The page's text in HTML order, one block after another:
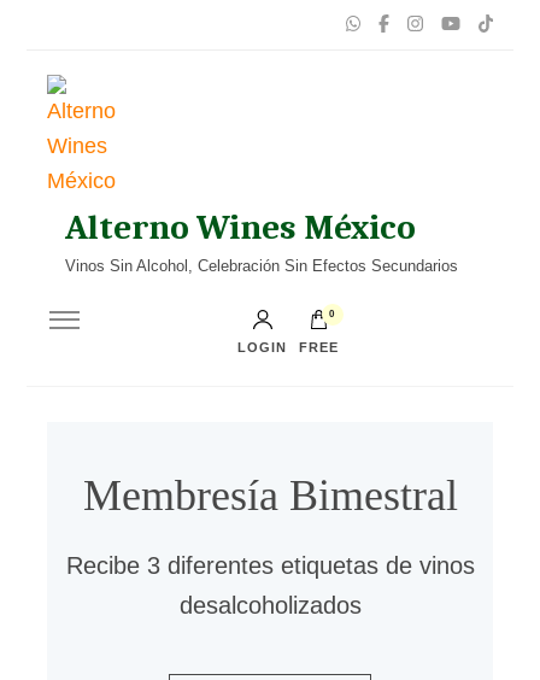
Alterno Wines México
Vinos Sin Alcohol, Celebración Sin Efectos Secundarios
LOGIN
0
FREE
Membresía Bimestral
Recibe 3 diferentes etiquetas de vinos
desalcoholizados